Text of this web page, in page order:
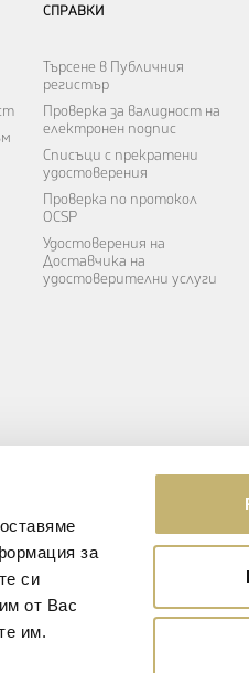
за
си
от Вас
им.
СПРАВКИ
Търсене в Публичния
регистър
Проверка за валидност на
електронен подпис
Списъци с прекратени
удостоверения
Проверка по протокол
OCSP
Удостоверения на
Доставчика на
удостоверителни услуги